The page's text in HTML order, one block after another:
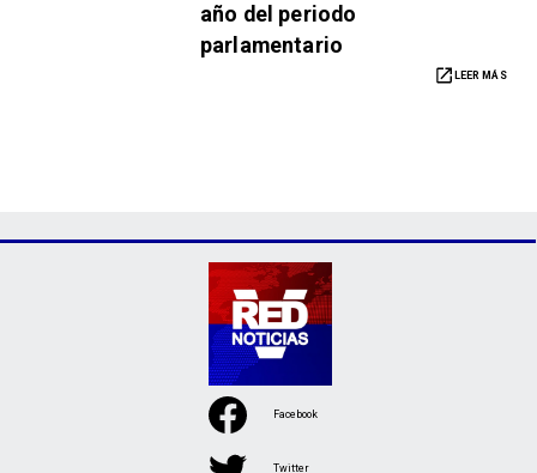
año del periodo
parlamentario
LEER MÁS
Facebook
Twitter